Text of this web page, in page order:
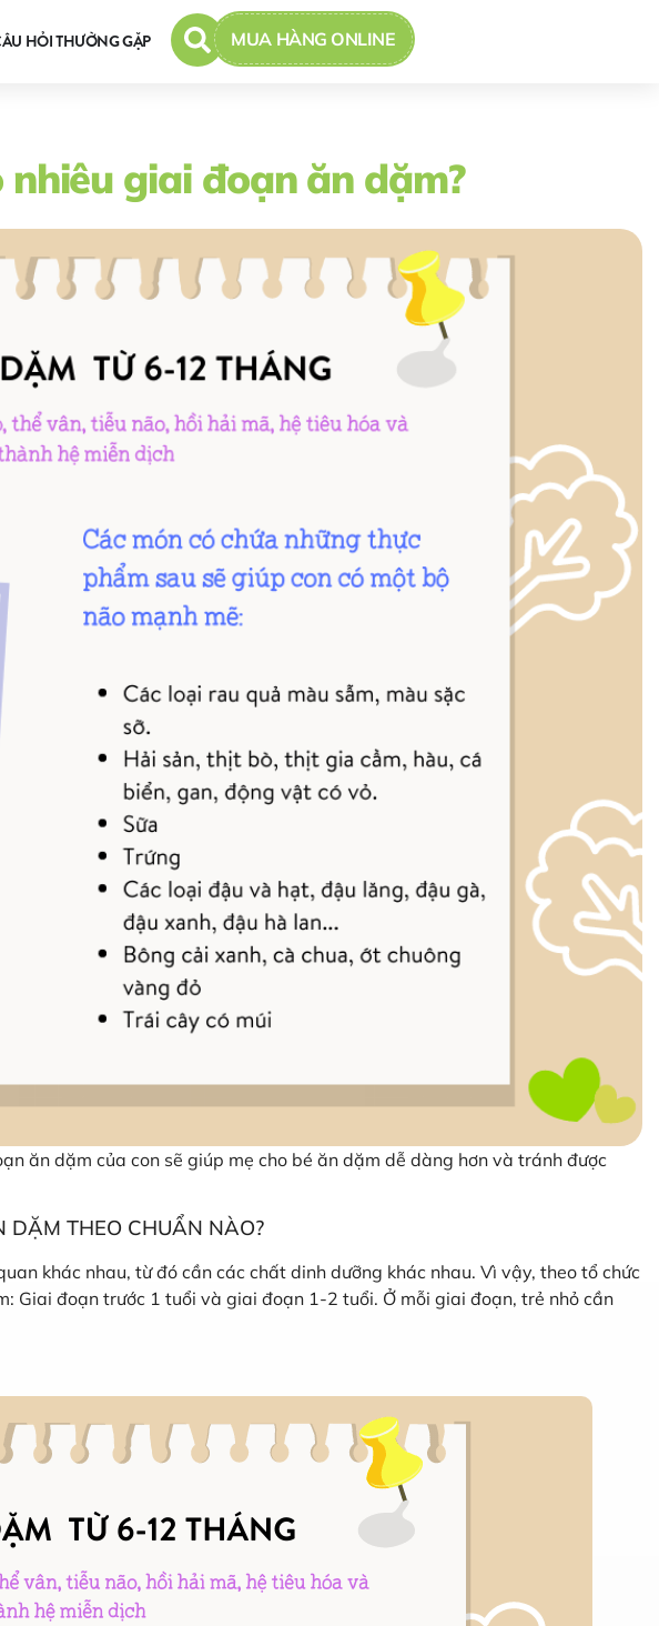
HỎI THƯỜNG GẶP MUA HÀNG ONLINE
giai đoạn ăn dặm?
ăn dặm của con sẽ giúp mẹ cho bé ăn dặm dễ dàng hơn và tránh được
THEO CHUẨN NÀO?
khác nhau, từ đó cần các chất dinh dưỡng khác nhau. Vì vậy, theo tổ chức
Giai đoạn trước 1 tuổi và giai đoạn 1-2 tuổi. Ở mỗi giai đoạn, trẻ nhỏ cần